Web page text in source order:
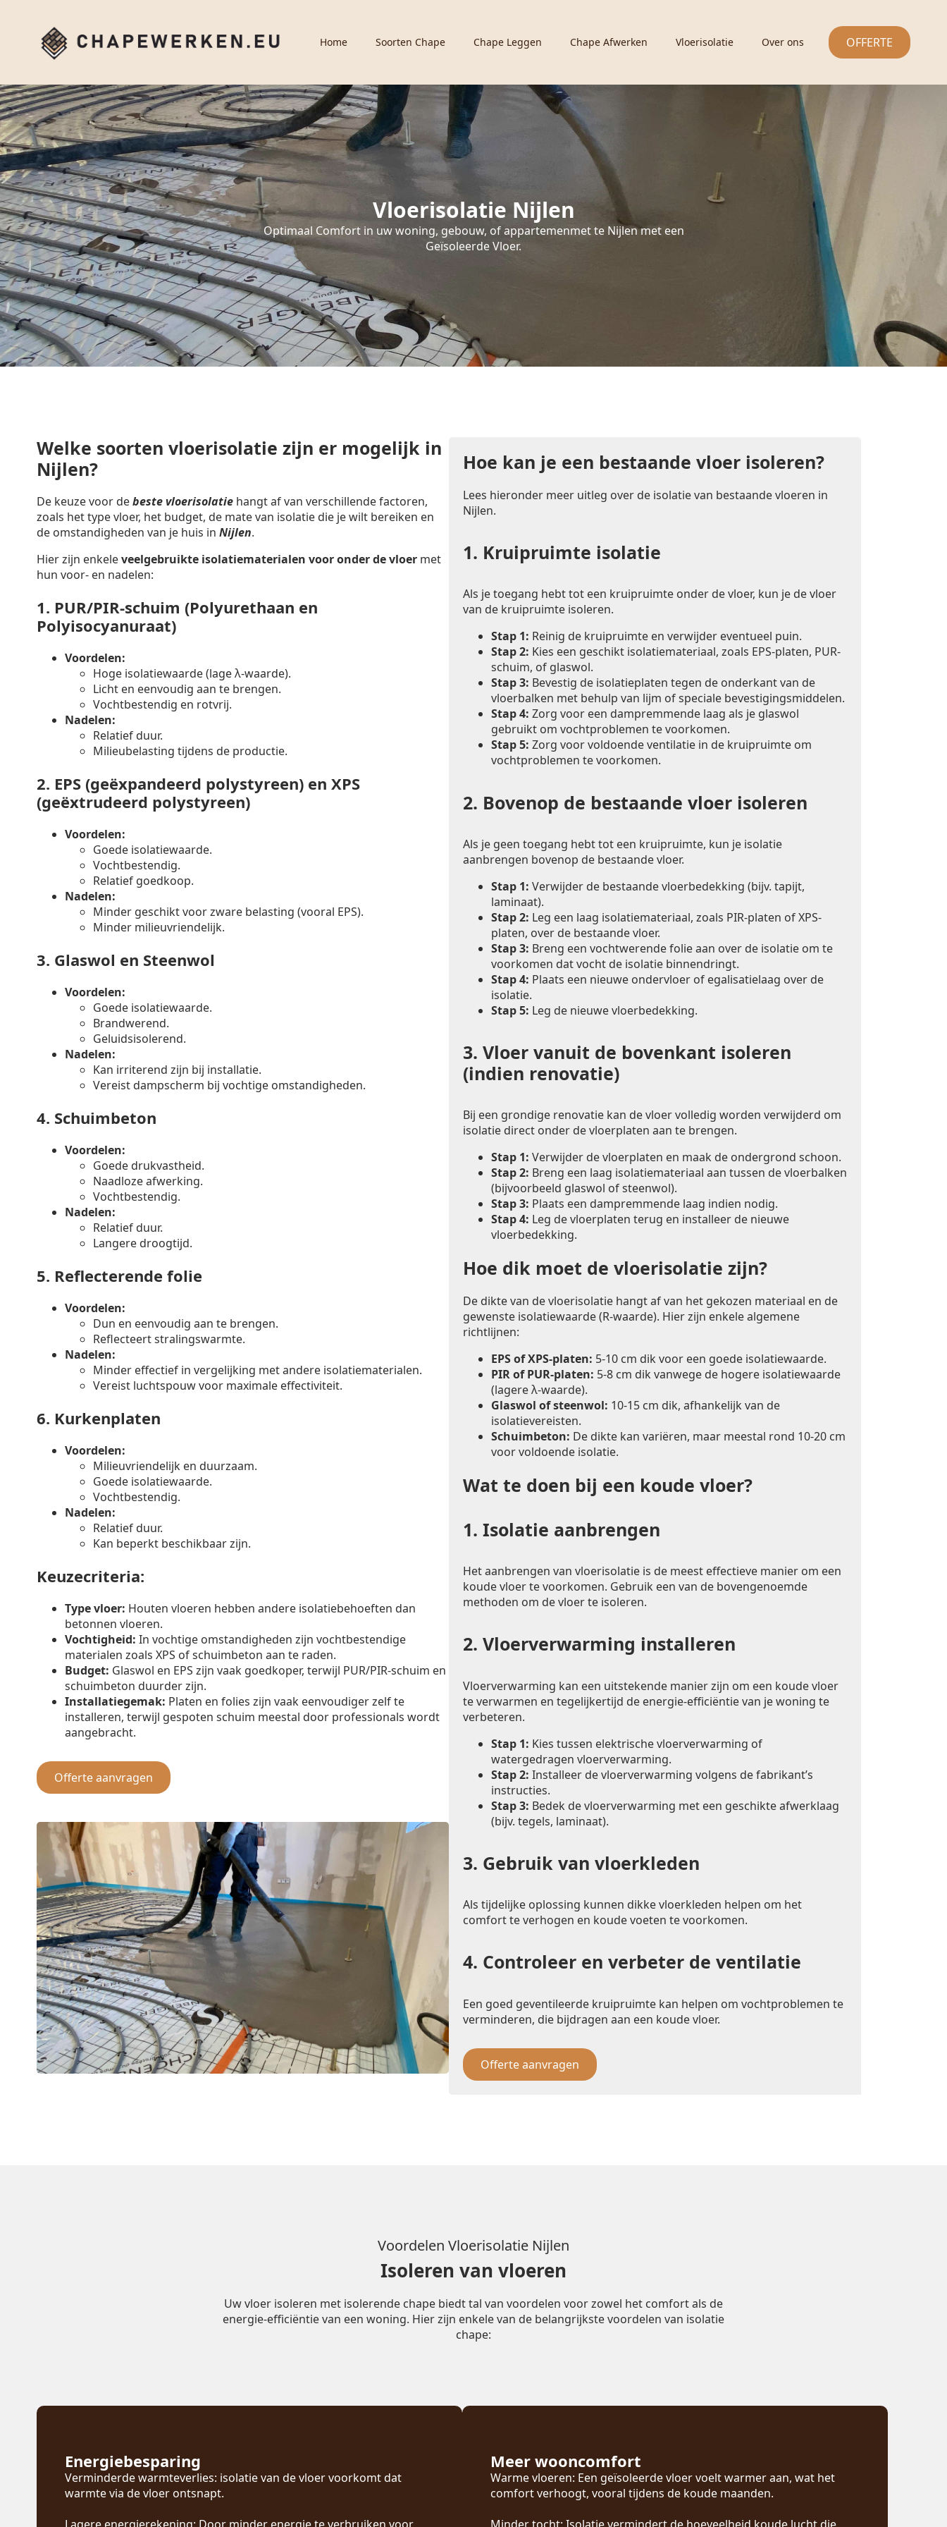
Home Soorten Chape Chape Leggen Chape Afwerken Vloerisolatie Over ons OFFERTE
Vloerisolatie Nijlen
Optimaal Comfort in uw woning, gebouw, of appartemenmet te Nijlen met een
Geïsoleerde Vloer.
Welke soorten vloerisolatie zijn er mogelijk in
Nijlen?
De keuze voor debeste vloerisolatie hangt af van verschillende factoren,
zoals het type vloer, het budget, de mate van isolatie die je wilt bereiken en
de omstandigheden van je huis in Nijlen.
Hier zijn enkeleveelgebruikte isolatiematerialen voor onder de vloer met
hun voor- en nadelen:
1. PUR/PIR-schuim (Polyurethaan en
Polyisocyanuraat)
Voordelen:
Hoge isolatiewaarde (lage λ-waarde).
Licht en eenvoudig aan te brengen.
Vochtbestendig en rotvrij.
Nadelen:
Relatief duur.
Milieubelasting tijdens de productie.
2. EPS (geëxpandeerd polystyreen) en XPS
(geëxtrudeerd polystyreen)
Voordelen:
Goede isolatiewaarde.
Vochtbestendig.
Relatief goedkoop.
Nadelen:
Minder geschikt voor zware belasting (vooral EPS).
Minder milieuvriendelijk.
3. Glaswol en Steenwol
Voordelen:
Goede isolatiewaarde.
Brandwerend.
Geluidsisolerend.
Nadelen:
Kan irriterend zijn bij installatie.
Vereist dampscherm bij vochtige omstandigheden.
4. Schuimbeton
Voordelen:
Goede drukvastheid.
Naadloze afwerking.
Vochtbestendig.
Nadelen:
Relatief duur.
Langere droogtijd.
5. Reflecterende folie
Voordelen:
Dun en eenvoudig aan te brengen.
Reflecteert stralingswarmte.
Nadelen:
Minder effectief in vergelijking met andere isolatiematerialen.
Vereist luchtspouw voor maximale effectiviteit.
6. Kurkenplaten
Voordelen:
Milieuvriendelijk en duurzaam.
Goede isolatiewaarde.
Vochtbestendig.
Nadelen:
Relatief duur.
Kan beperkt beschikbaar zijn.
Keuzecriteria:
Type vloer: Houten vloeren hebben andere isolatiebehoeften dan
betonnen vloeren.
Vochtigheid: In vochtige omstandigheden zijn vochtbestendige
materialen zoals XPS of schuimbeton aan te raden.
Budget: Glaswol en EPS zijn vaak goedkoper, terwijl PUR/PIR-schuim en
schuimbeton duurder zijn.
Installatiegemak: Platen en folies zijn vaak eenvoudiger zelf te
installeren, terwijl gespoten schuim meestal door professionals wordt
aangebracht.
Offerte aanvragen
Hoe kan je een bestaande vloer isoleren?
Lees hieronder meer uitleg over de isolatie van bestaande vloeren in
Nijlen.
1. Kruipruimte isolatie
Als je toegang hebt tot een kruipruimte onder de vloer, kun je de vloer
van de kruipruimte isoleren.
Stap 1: Reinig de kruipruimte en verwijder eventueel puin.
Stap 2: Kies een geschikt isolatiemateriaal, zoals EPS-platen, PUR-
schuim, of glaswol.
Stap 3: Bevestig de isolatieplaten tegen de onderkant van de
vloerbalken met behulp van lijm of speciale bevestigingsmiddelen.
Stap 4: Zorg voor een dampremmende laag als je glaswol
gebruikt om vochtproblemen te voorkomen.
Stap 5: Zorg voor voldoende ventilatie in de kruipruimte om
vochtproblemen te voorkomen.
2. Bovenop de bestaande vloer isoleren
Als je geen toegang hebt tot een kruipruimte, kun je isolatie
aanbrengen bovenop de bestaande vloer.
Stap 1: Verwijder de bestaande vloerbedekking (bijv. tapijt,
laminaat).
Stap 2: Leg een laag isolatiemateriaal, zoals PIR-platen of XPS-
platen, over de bestaande vloer.
Stap 3: Breng een vochtwerende folie aan over de isolatie om te
voorkomen dat vocht de isolatie binnendringt.
Stap 4: Plaats een nieuwe ondervloer of egalisatielaag over de
isolatie.
Stap 5: Leg de nieuwe vloerbedekking.
3. Vloer vanuit de bovenkant isoleren
(indien renovatie)
Bij een grondige renovatie kan de vloer volledig worden verwijderd om
isolatie direct onder de vloerplaten aan te brengen.
Stap 1: Verwijder de vloerplaten en maak de ondergrond schoon.
Stap 2: Breng een laag isolatiemateriaal aan tussen de vloerbalken
(bijvoorbeeld glaswol of steenwol).
Stap 3: Plaats een dampremmende laag indien nodig.
Stap 4: Leg de vloerplaten terug en installeer de nieuwe
vloerbedekking.
Hoe dik moet de vloerisolatie zijn?
De dikte van de vloerisolatie hangt af van het gekozen materiaal en de
gewenste isolatiewaarde (R-waarde). Hier zijn enkele algemene
richtlijnen:
EPS of XPS-platen: 5-10 cm dik voor een goede isolatiewaarde.
PIR of PUR-platen: 5-8 cm dik vanwege de hogere isolatiewaarde
(lagere λ-waarde).
Glaswol of steenwol: 10-15 cm dik, afhankelijk van de
isolatievereisten.
Schuimbeton: De dikte kan variëren, maar meestal rond 10-20 cm
voor voldoende isolatie.
Wat te doen bij een koude vloer?
1. Isolatie aanbrengen
Het aanbrengen van vloerisolatie is de meest effectieve manier om een
koude vloer te voorkomen. Gebruik een van de bovengenoemde
methoden om de vloer te isoleren.
2. Vloerverwarming installeren
Vloerverwarming kan een uitstekende manier zijn om een koude vloer
te verwarmen en tegelijkertijd de energie-efficiëntie van je woning te
verbeteren.
Stap 1: Kies tussen elektrische vloerverwarming of
watergedragen vloerverwarming.
Stap 2: Installeer de vloerverwarming volgens de fabrikant’s
instructies.
Stap 3: Bedek de vloerverwarming met een geschikte afwerklaag
(bijv. tegels, laminaat).
3. Gebruik van vloerkleden
Als tijdelijke oplossing kunnen dikke vloerkleden helpen om het
comfort te verhogen en koude voeten te voorkomen.
4. Controleer en verbeter de ventilatie
Een goed geventileerde kruipruimte kan helpen om vochtproblemen te
verminderen, die bijdragen aan een koude vloer.
Offerte aanvragen
Voordelen Vloerisolatie Nijlen
Isoleren van vloeren
Uw vloer isoleren met isolerende chape biedt tal van voordelen voor zowel het comfort als de
energie-efficiëntie van een woning. Hier zijn enkele van de belangrijkste voordelen van isolatie
chape:
Energiebesparing
Verminderde warmteverlies: isolatie van de vloer voorkomt dat
warmte via de vloer ontsnapt.
Lagere energierekening: Door minder energie te verbruiken voor
Meer wooncomfort
Warme vloeren: Een geïsoleerde vloer voelt warmer aan, wat het
comfort verhoogt, vooral tijdens de koude maanden.
Minder tocht: Isolatie vermindert de hoeveelheid koude lucht die